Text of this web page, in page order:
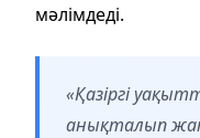
мәлімдеді.
«Қазіргі
анықталып